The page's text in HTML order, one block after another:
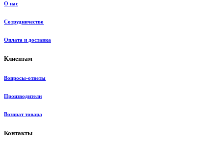
О нас
Сотрудничество
Оплата и доставка
Клиентам
Вопросы-ответы
Производители
Возврат товара
Контакты